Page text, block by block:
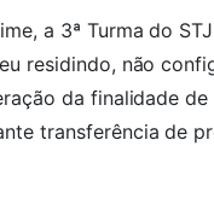
a 3ª Turma do
residindo, não
da finalidade
transferência de